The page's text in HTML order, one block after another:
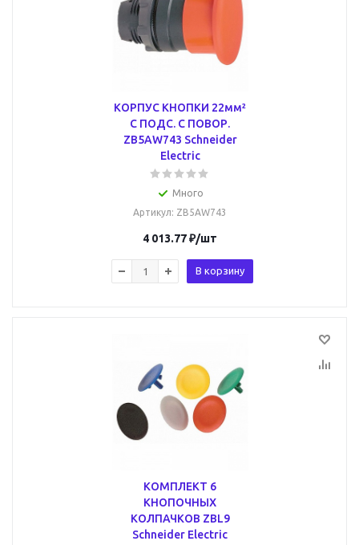
КОРПУС КНОПКИ 22мм²
С ПОДС. С ПОВОР.
ZB5AW743 Schneider
Electric
Много
Артикул: ZB5AW743
4 013.77₽/шт
В корзину
КОМПЛЕКТ 6
КНОПОЧНЫХ
КОЛПАЧКОВ ZBL9
Schneider Electric